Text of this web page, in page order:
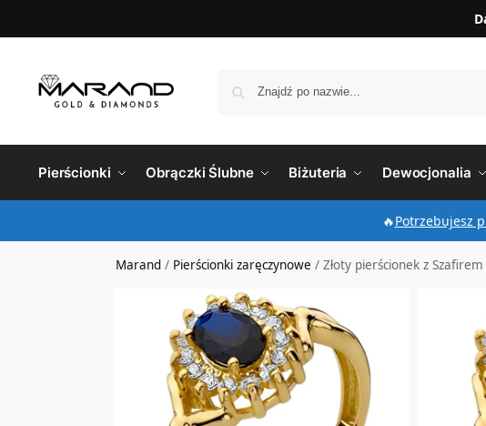
Pierścionki Obrączki Ślubne Biżuteria Dewocjonalia
🔥Potrzebujesz
Marand / Pierścionki zaręczynowe /Złoty pierścionek z